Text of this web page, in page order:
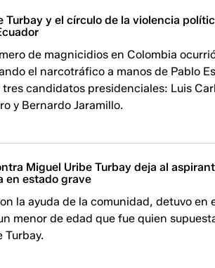
Turbay y el círculo de la violencia
de magnicidios en Colombia
el narcotráfico a manos de Pablo
candidatos presidenciales: Luis
y Bernardo Jaramillo.
Miguel Uribe Turbay deja al
en estado grave
la ayuda de la comunidad, detuvo en
menor de edad que fue quien
Turbay.